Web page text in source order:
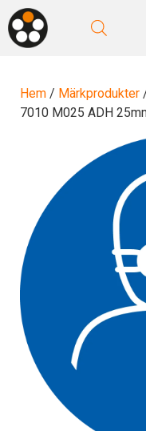
Hoppa
till
innehåll
Hem / Märkprodukter
7010 M025 ADH